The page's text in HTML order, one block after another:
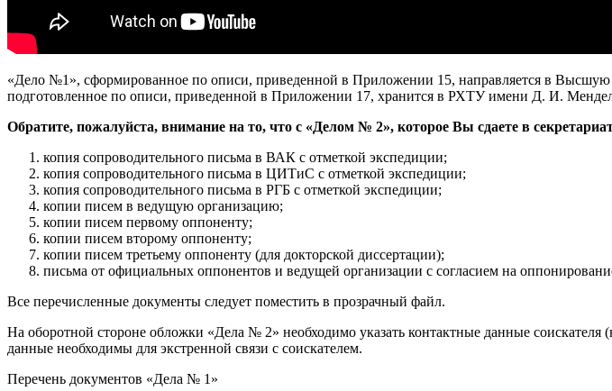
«Дело №1», сформированное по описи, приведенной в Приложении 15, направляется в
подготовленное по описи, приведенной в Приложении 17, хранится в РХТУ имени Д. И.
Обратите, пожалуйста, внимание на то, что с «Делом № 2», которое Вы сдаете в
копия сопроводительного письма в ВАК с отметкой экспедиции;
копия сопроводительного письма в ЦИТиС с отметкой экспедиции;
копия сопроводительного письма в РГБ с отметкой экспедиции;
копии писем в ведущую организацию;
копии писем первому оппоненту;
копии писем второму оппоненту;
копии писем третьему оппоненту (для докторской диссертации);
письма от официальных оппонентов и ведущей организации с согласием на
Все перечисленные документы следует поместить в прозрачный файл.
На оборотной стороне обложки «Дела № 2» необходимо указать контактные данные
данные необходимы для экстренной связи с соискателем.
Перечень документов «Дела № 1»